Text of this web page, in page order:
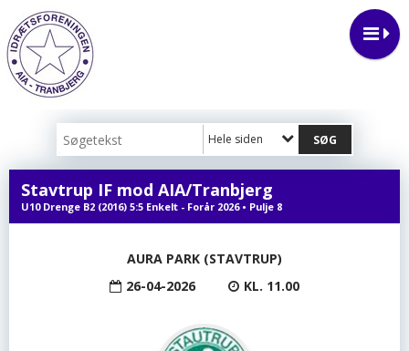
Hele siden
Stavtrup IF mod AIA/Tranbjerg
U10 Drenge B2 (2016) 5:5 Enkelt - Forår 2026 • Pulje 8
AURA PARK (STAVTRUP)
26-04-2026
KL. 11.00